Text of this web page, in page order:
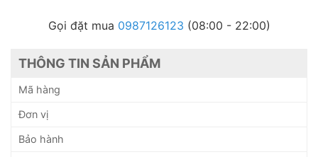
Gọi đặt mua 0987126123 (08:00 - 22:00)
THÔNG TIN SẢN PHẨM
Mã hàng
Đơn vị
Bảo hành